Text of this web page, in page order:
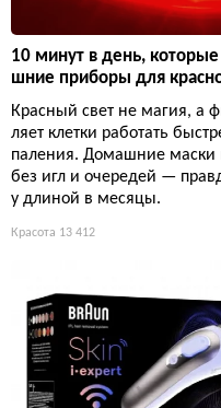
10 минут в день,
шние приборы для
Красный свет не магия, а
ляет клетки работать
паления. Домашние маски
без игл и очередей —
у длиной в месяцы.
Красота 13 412